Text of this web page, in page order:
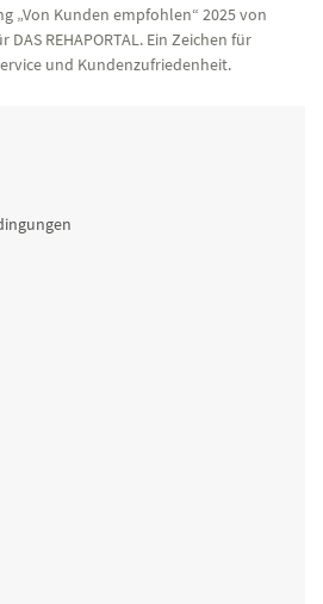
„Von Kunden empfohlen“ 2025 von
DAS REHAPORTAL. Ein Zeichen für
und Kundenzufriedenheit.